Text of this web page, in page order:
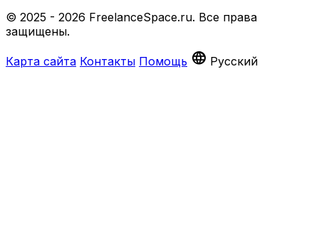
© 2025 - 2026 FreelanceSpace.ru. Все права
защищены.
Карта сайта Контакты Помощь language Русский